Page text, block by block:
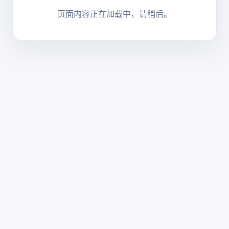
页面内容正在加载中，请稍后。